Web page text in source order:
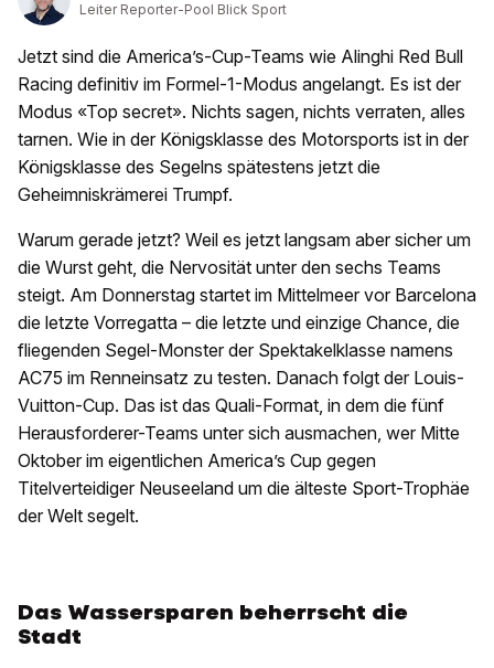
Leiter Reporter-Pool Blick Sport
Jetzt sind die America’s-Cup-Teams wie Alinghi Red Bull
Racing definitiv im Formel-1-Modus angelangt. Es ist der
Modus «Top secret». Nichts sagen, nichts verraten, alles
tarnen. Wie in der Königsklasse des Motorsports ist in der
Königsklasse des Segelns spätestens jetzt die
Geheimniskrämerei Trumpf.
Warum gerade jetzt? Weil es jetzt langsam aber sicher um
die Wurst geht, die Nervosität unter den sechs Teams
steigt. Am Donnerstag startet im Mittelmeer vor Barcelona
die letzte Vorregatta – die letzte und einzige Chance, die
fliegenden Segel-Monster der Spektakelklasse namens
AC75 im Renneinsatz zu testen. Danach folgt der Louis-
Vuitton-Cup. Das ist das Quali-Format, in dem die fünf
Herausforderer-Teams unter sich ausmachen, wer Mitte
Oktober im eigentlichen America’s Cup gegen
Titelverteidiger Neuseeland um die älteste Sport-Trophäe
der Welt segelt.
Das Wassersparen beherrscht die
Stadt